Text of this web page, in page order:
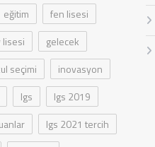
eğitim
fen lisesi
lisesi
gelecek
seçimi
inovasyon
lgs
lgs 2019
lgs 2021 tercih